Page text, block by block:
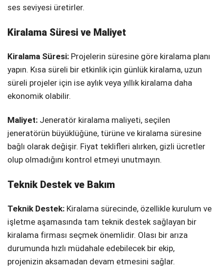
ses seviyesi üretirler.
Kiralama Süresi ve Maliyet
Kiralama Süresi: Projelerin süresine göre kiralama planı
yapın. Kısa süreli bir etkinlik için günlük kiralama, uzun
süreli projeler için ise aylık veya yıllık kiralama daha
ekonomik olabilir.
Maliyet: Jeneratör kiralama maliyeti, seçilen
jeneratörün büyüklüğüne, türüne ve kiralama süresine
bağlı olarak değişir. Fiyat teklifleri alırken, gizli ücretler
olup olmadığını kontrol etmeyi unutmayın.
Teknik Destek ve Bakım
Teknik Destek: Kiralama sürecinde, özellikle kurulum ve
işletme aşamasında tam teknik destek sağlayan bir
kiralama firması seçmek önemlidir. Olası bir arıza
durumunda hızlı müdahale edebilecek bir ekip,
projenizin aksamadan devam etmesini sağlar.